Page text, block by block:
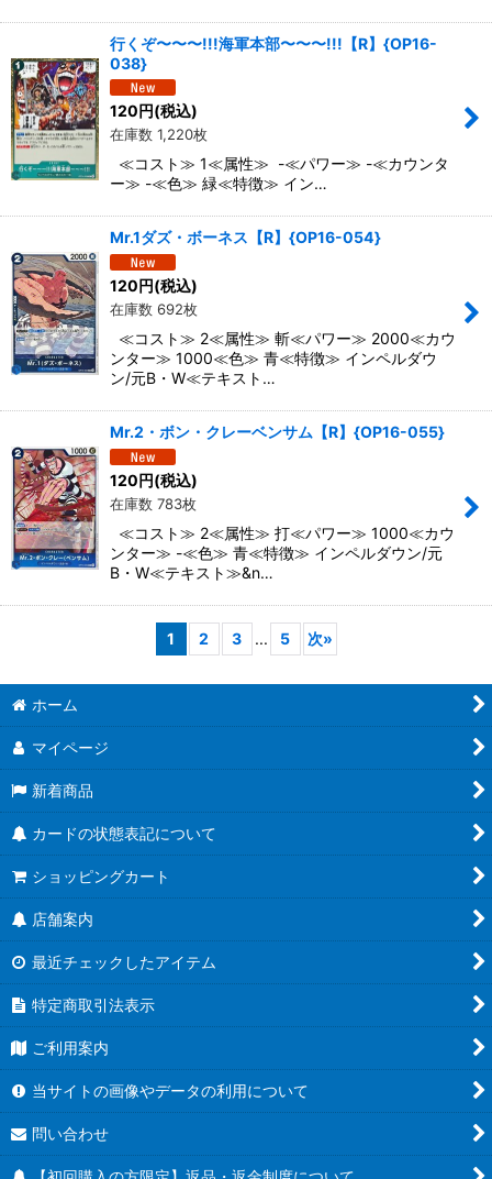
行くぞ〜〜〜!!!海軍本部〜〜〜!!!【R】{OP16-
038}
120円(税込)
在庫数 1,220枚
≪コスト≫ 1≪属性≫ -≪パワー≫ -≪カウンタ
ー≫ -≪色≫ 緑≪特徴≫ イン…
Mr.1ダズ・ボーネス【R】{OP16-054}
120円(税込)
在庫数 692枚
≪コスト≫ 2≪属性≫ 斬≪パワー≫ 2000≪カウ
ンター≫ 1000≪色≫ 青≪特徴≫ インペルダウ
ン/元B・W≪テキスト…
Mr.2・ボン・クレーベンサム【R】{OP16-055}
120円(税込)
在庫数 783枚
≪コスト≫ 2≪属性≫ 打≪パワー≫ 1000≪カウ
ンター≫ -≪色≫ 青≪特徴≫ インペルダウン/元
B・W≪テキスト≫&n…
1 2 3 ... 5 次»
ホーム
マイページ
新着商品
カードの状態表記について
ショッピングカート
店舗案内
最近チェックしたアイテム
特定商取引法表示
ご利用案内
当サイトの画像やデータの利用について
問い合わせ